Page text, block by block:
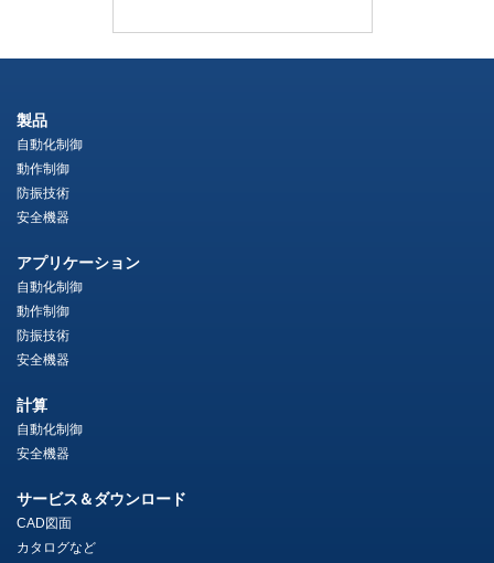
製品
自動化制御
動作制御
防振技術
安全機器
アプリケーション
自動化制御
動作制御
防振技術
安全機器
計算
自動化制御
安全機器
サービス＆ダウンロード
CAD図面
カタログなど